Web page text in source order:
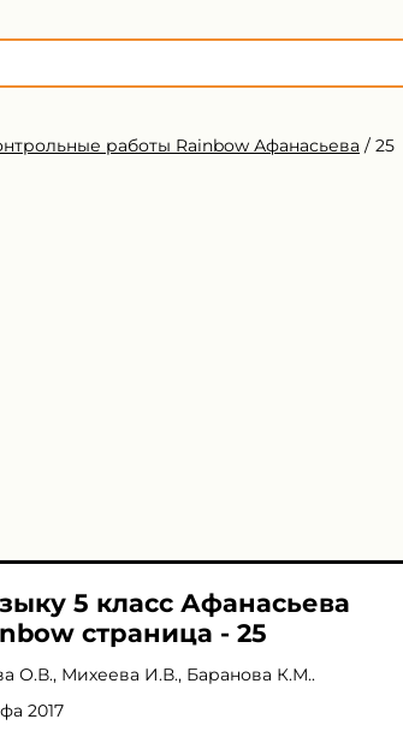
работы Rainbow Афанасьева / 25
5 класс Афанасьева
страница - 25
О.В., Михеева И.В., Баранова К.М..
2017